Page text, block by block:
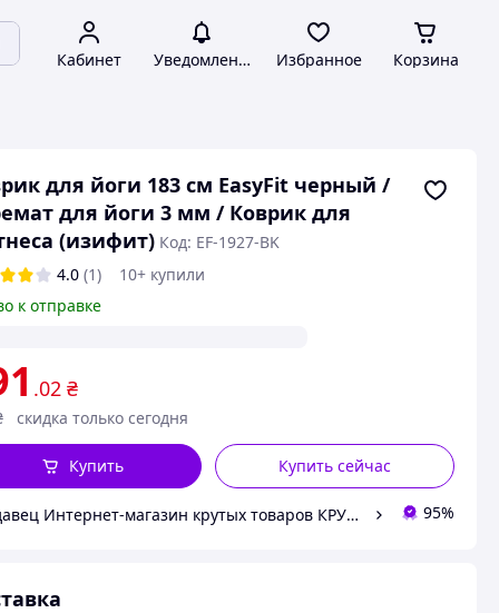
Кабинет Уведомления Избранное Корзина
для йоги 183 см EasyFit черный /
для йоги 3 мм / Коврик для
(изифит) Код: EF-1927-BK
4.0 (1)
10+ купили
к отправке
.02 ₴
скидка только сегодня
Купить сейчас
Купить
Продавец Интернет-магазин крутых товаров КРУТО! 95%